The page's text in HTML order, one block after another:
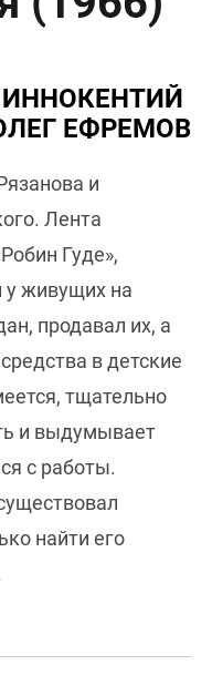
ЕФРЕМОВ
и
Лента
Гуде»,
у живущих на
продавал их, а
в детские
тщательно
и выдумывает
с работы.
найти его